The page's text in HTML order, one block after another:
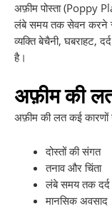
अफ़ीम पोस्ता (Poppy
लंबे समय तक सेवन करने
व्यक्ति बेचैनी, घबराहट,
है।
अफ़ीम की
अफ़ीम की लत कई
दोस्तों की संगत
तनाव और चिंता
लंबे समय तक दर्द
मानसिक अवसाद